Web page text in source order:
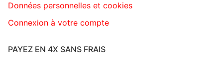
Données personnelles et cookies
Connexion à votre compte
PAYEZ EN 4X SANS FRAIS